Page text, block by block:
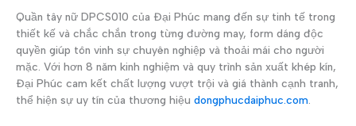
Quần tây nữ DPCS010 của Đại Phúc mang đến sự tinh tế trong
thiết kế và chắc chắn trong từng đường may, form dáng độc
quyền giúp tôn vinh sự chuyên nghiệp và thoải mái cho người
mặc. Với hơn 8 năm kinh nghiệm và quy trình sản xuất khép kín,
Đại Phúc cam kết chất lượng vượt trội và giá thành cạnh tranh,
thể hiện sự uy tín của thương hiệu dongphucdaiphuc.com